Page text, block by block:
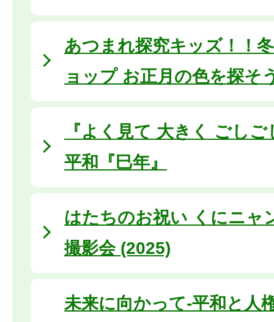
あつまれ探究キッズ！！
ョップ お正月の色を探そ
『よく見て 大きく ごし
平和『巳年』
はたちのお祝い くにニャ
撮影会 (2025)
未来に向かって-平和と人